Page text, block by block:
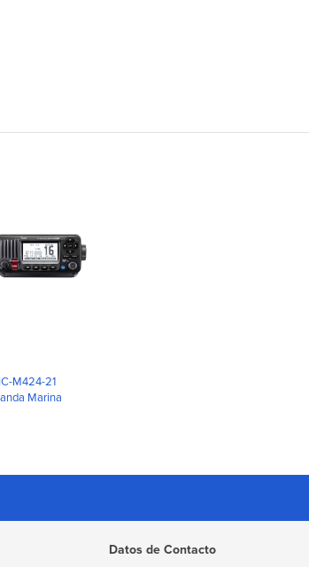
M424-21
Marina
Datos de Contacto